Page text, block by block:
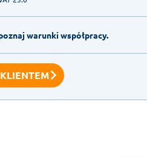
warunki współpracy.